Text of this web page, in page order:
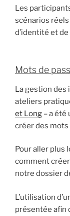
Les
scénarios réels
d’identité et
Mots de
La gestion des
ateliers
et Long – a
créer des mots
Pour aller plus
comment
notre dossier
L’utilisation
présentée afin